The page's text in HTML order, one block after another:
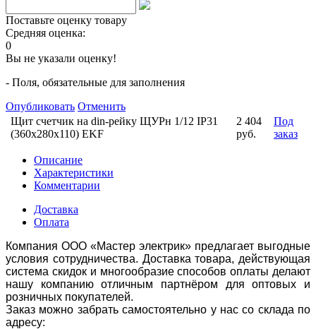
Поставьте оценку товару
Средняя оценка:
0
Вы не указали оценку!
- Поля, обязательные для заполнения
Опубликовать Отменить
Щит счетчик на din-рейку ЩУРн 1/12 IP31
(360х280х110) EKF
2 404
руб.
Под
заказ
Описание
Характеристики
Комментарии
Доставка
Оплата
Компания ООО «Мастер электрик» предлагает выгодные
условия сотрудничества. Доставка товара, действующая
система скидок и многообразие способов оплаты делают
нашу компанию отличным партнёром для оптовых и
розничных покупателей.
Заказ можно забрать самостоятельно у нас со склада по
адресу: